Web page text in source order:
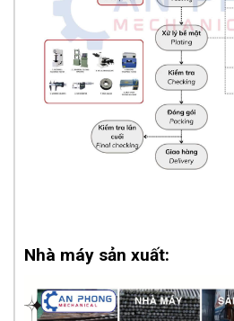
Nhà máy sản xuất: